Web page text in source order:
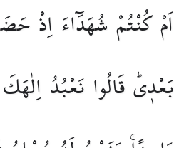
اَمْكُنْتُمْ شُهَدَٓاءَ اِذْ
بَعْد۪يۜقَالُوا نَعْبُدُ اِلٰهَكَ